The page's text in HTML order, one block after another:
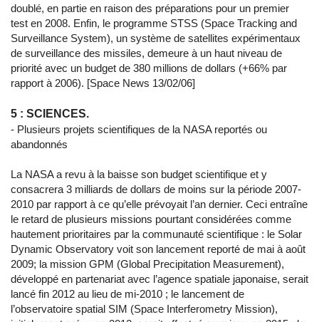
doublé, en partie en raison des préparations pour un premier
test en 2008. Enfin, le programme STSS (Space Tracking and
Surveillance System), un système de satellites expérimentaux
de surveillance des missiles, demeure à un haut niveau de
priorité avec un budget de 380 millions de dollars (+66% par
rapport à 2006). [Space News 13/02/06]
5 : SCIENCES.
- Plusieurs projets scientifiques de la NASA reportés ou
abandonnés
La NASA a revu à la baisse son budget scientifique et y
consacrera 3 milliards de dollars de moins sur la période 2007-
2010 par rapport à ce qu’elle prévoyait l’an dernier. Ceci entraîne
le retard de plusieurs missions pourtant considérées comme
hautement prioritaires par la communauté scientifique : le Solar
Dynamic Observatory voit son lancement reporté de mai à août
2009; la mission GPM (Global Precipitation Measurement),
développé en partenariat avec l’agence spatiale japonaise, serait
lancé fin 2012 au lieu de mi-2010 ; le lancement de
l’observatoire spatial SIM (Space Interferometry Mission),